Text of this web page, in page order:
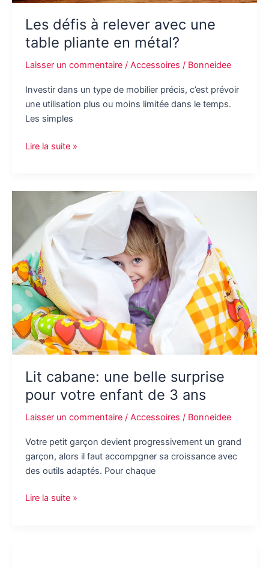
Les défis à relever avec une
table pliante en métal?
Laisser un commentaire / Accessoires / Bonneidee
Investir dans un type de mobilier précis, c’est prévoir
une utilisation plus ou moins limitée dans le temps.
Les simples
Les
relever
table
pliante
en
métal?
Lire la suite »
Lit cabane: une belle surprise
pour votre enfant de 3 ans
Laisser un commentaire / Accessoires / Bonneidee
Votre petit garçon devient progressivement un grand
garçon, alors il faut accompgner sa croissance avec
des outils adaptés. Pour chaque
Lit
Lire la suite »